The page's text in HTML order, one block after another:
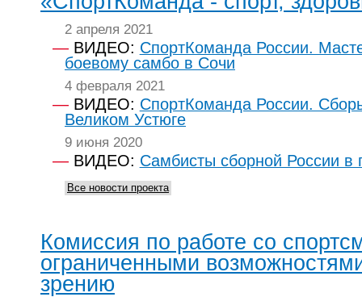
2 апреля 2021
ВИДЕО: СпортКоманда России.
боевому самбо в Сочи
4 февраля 2021
ВИДЕО: СпортКоманда России.
Великом Устюге
9 июня 2020
ВИДЕО: Самбисты сборной России в
Все новости проекта
Комиссия по работе со
ограниченными
зрению